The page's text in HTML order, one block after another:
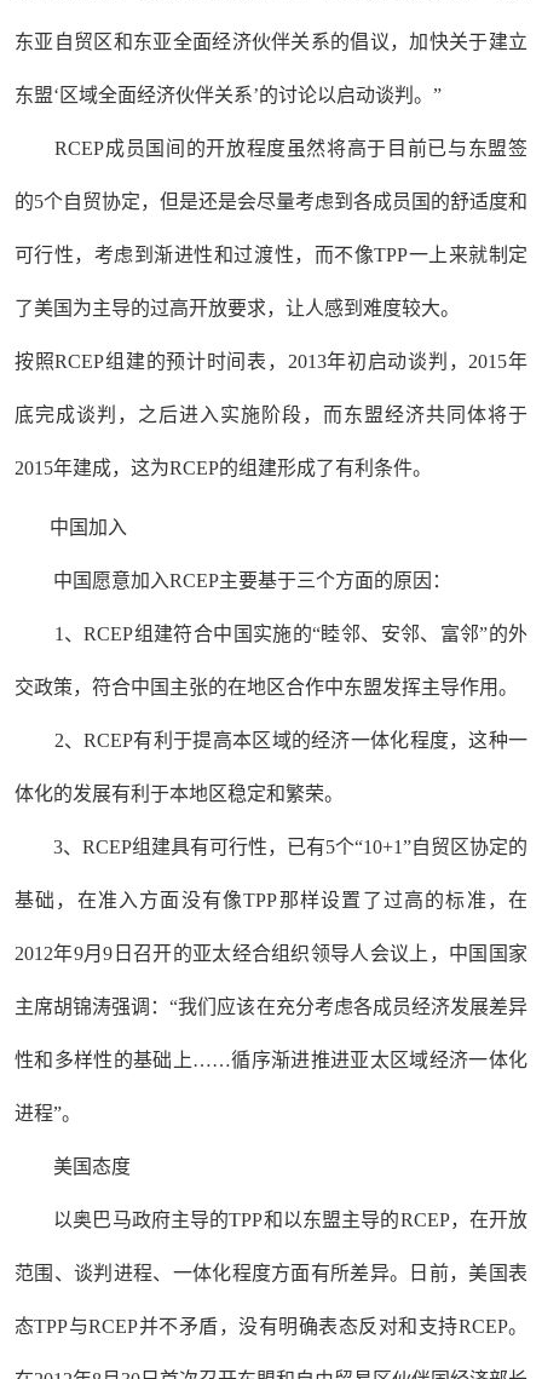
东亚自贸区和东亚全面经济伙伴关系的倡议，加快关于建立
东盟‘区域全面经济伙伴关系’的讨论以启动谈判。”
RCEP成员国间的开放程度虽然将高于目前已与东盟签
的5个自贸协定，但是还是会尽量考虑到各成员国的舒适度和
可行性，考虑到渐进性和过渡性，而不像TPP一上来就制定
了美国为主导的过高开放要求，让人感到难度较大。
按照RCEP组建的预计时间表，2013年初启动谈判，2015年
底完成谈判，之后进入实施阶段，而东盟经济共同体将于
2015年建成，这为RCEP的组建形成了有利条件。
中国加入
中国愿意加入RCEP主要基于三个方面的原因：
1、RCEP组建符合中国实施的“睦邻、安邻、富邻”的外
交政策，符合中国主张的在地区合作中东盟发挥主导作用。
2、RCEP有利于提高本区域的经济一体化程度，这种一
体化的发展有利于本地区稳定和繁荣。
3、RCEP组建具有可行性，已有5个“10+1”自贸区协定的
基础，在准入方面没有像TPP那样设置了过高的标准，在
2012年9月9日召开的亚太经合组织领导人会议上，中国国家
主席胡锦涛强调：“我们应该在充分考虑各成员经济发展差异
性和多样性的基础上……循序渐进推进亚太区域经济一体化
进程”。
美国态度
以奥巴马政府主导的TPP和以东盟主导的RCEP，在开放
范围、谈判进程、一体化程度方面有所差异。日前，美国表
态TPP与RCEP并不矛盾，没有明确表态反对和支持RCEP。